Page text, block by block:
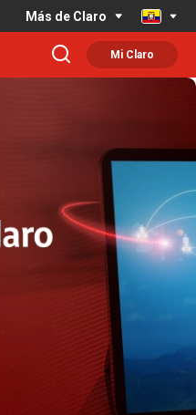
Más de Claro
Mi Claro